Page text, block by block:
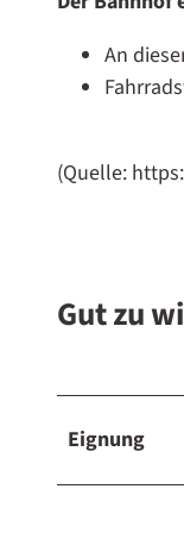
An
(Quelle:
Gut zu
Eignung